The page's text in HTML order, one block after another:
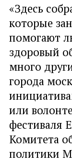
«Здесь
которые
помогают
здоровый
много
города
или
фестиваля
Комитета
политики